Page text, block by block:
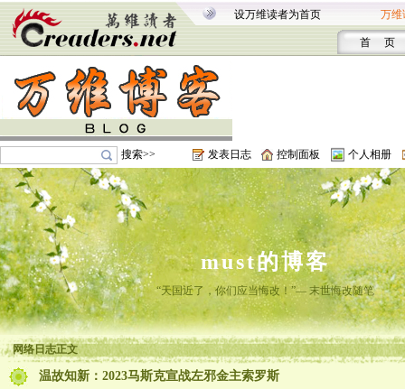
设万维读者为首页 万维
首 页
搜索>> 发表日志 控制面板 个人相册
must的博客
“天国近了，你们应当悔改！”— 末世悔改随笔
网络日志正文
温故知新：2023马斯克宣战左邪金主索罗斯